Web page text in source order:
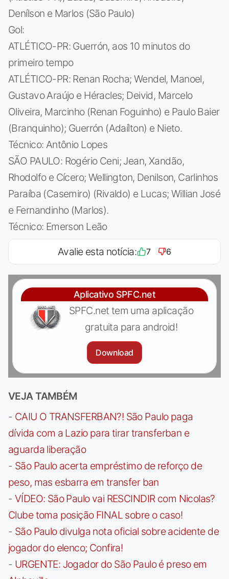
Denílson e Marlos (São Paulo)
Gol:
ATLÉTICO-PR: Guerrón, aos 10 minutos do
primeiro tempo
ATLÉTICO-PR: Renan Rocha; Wendel, Manoel,
Gustavo Araújo e Héracles; Deivid, Marcelo
Oliveira, Marcinho (Renan Foguinho) e Paulo Baier
(Branquinho); Guerrón (Adaílton) e Nieto.
Técnico: Antônio Lopes
SÃO PAULO: Rogério Ceni; Jean, Xandão,
Rhodolfo e Cícero; Wellington, Denilson, Carlinhos
Paraíba (Casemiro) (Rivaldo) e Lucas; Willian José
e Fernandinho (Marlos).
Técnico: Emerson Leão
Avalie esta notícia: 7 6
Aplicativo SPFC.net
SPFC.net tem uma aplicação
gratuita para android!
Download
VEJA TAMBÉM
- CAIU O TRANSFERBAN?! São Paulo paga
dívida com a Lazio para tirar transferban e
aguarda liberação
- São Paulo acerta empréstimo de reforço de
peso, mas esbarra em transfer ban
- VÍDEO: São Paulo vai RESCINDIR com Nicolas?
Clube toma posição FINAL sobre o caso!
- São Paulo divulga nota oficial sobre acidente de
jogador do elenco; Confira!
- URGENTE: Jogador do São Paulo é preso em